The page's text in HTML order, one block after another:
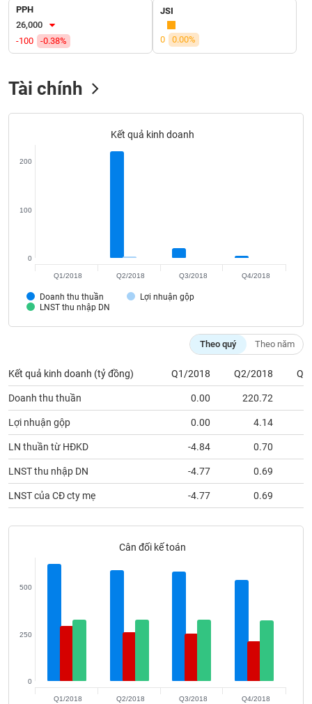
PPH
26,000
-100
-0.38%
JSI
0 0.00%
Tài chính
Kết quả kinh doanh
Doanh thu thuần
Lợi nhuận gộp
LNST thu nhập DN
0
100
200
Q1/2018 Q2/2018 Q3/2018 Q4/2018
Theo quý Theo năm
Kết quả kinh doanh (tỷ đồng) Q1/2018 Q2/2018
Doanh thu thuần 0.00 220.72
Lợi nhuận gộp 0.00 4.14
LN thuần từ HĐKD -4.84 0.70
LNST thu nhập DN -4.77 0.69
LNST của CĐ cty mẹ -4.77 0.69
Cân đối kế toán
0
250
500
Q1/2018 Q2/2018 Q3/2018 Q4/2018
VỤ
TRUYỀN
BẤT
SẢN
Mã
Tất cả Cổ phiếu Chỉ số Chứng chỉ quỹ Chứng
Lãnh
đạo
(-)
Tất cả Người nội bộ Người liên quan Cổ đông lớn
tức
viết
(-)
Báo